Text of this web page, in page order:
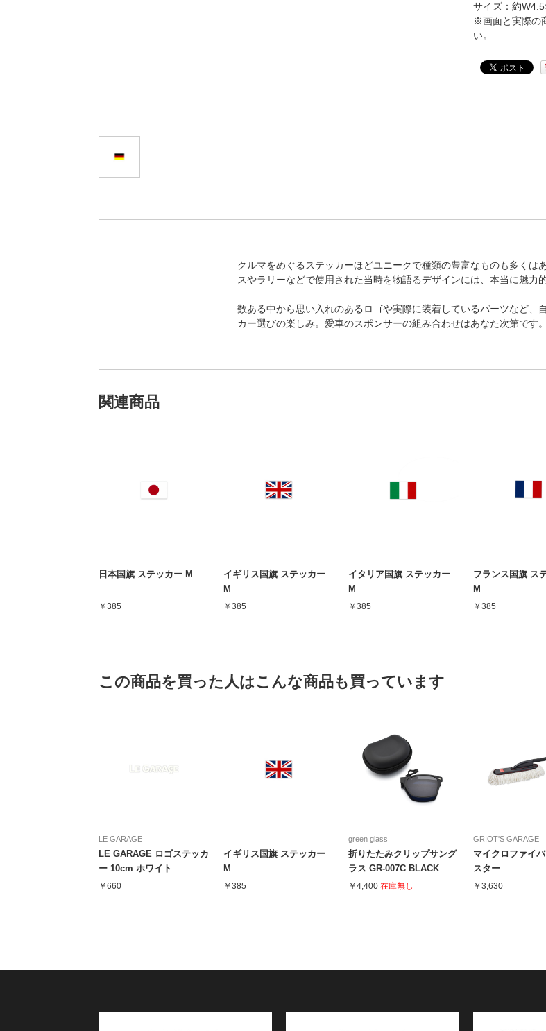
サイズ：約
※画面と実際の
い。
クルマをめぐるステッカーほどユニークで種類の豊富なものも多くは
スやラリーなどで使用された当時を物語るデザインには、本当に魅力
数ある中から思い入れのあるロゴや実際に装着しているパーツなど、
カー選びの楽しみ。愛車のスポンサーの組み合わせはあなた次第です。
関連商品
日本国旗 ステッカー M
￥385
イギリス国旗 ステッカー
M
￥385
イタリア国旗 ステッカー
M
￥385
フランス国旗 ス
M
￥385
この商品を買った人はこんな商品も買っています
LE GARAGE
LE GARAGE ロゴステッカ
ー 10cm ホワイト
￥660
イギリス国旗 ステッカー
M
￥385
green glass
折りたたみクリップサング
ラス GR-007C BLACK
MATT
￥4,400 在庫無し
GRIOT'S GARAGE
マイクロファイ
スター
￥3,630